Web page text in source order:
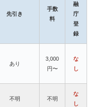
先引き
手数
料
融
庁
登
録
あり
3,000
円〜
な
し
不明 不明
な
し